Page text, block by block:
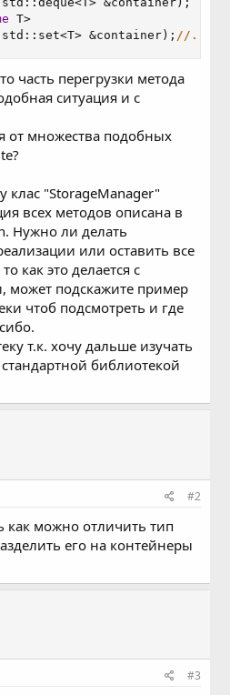
T>
std :: set<T> &container ) ; //
часть перегрузки метода
ситуация и с
от множества подобных
клас "StorageManager"
всех методов описана в
Нужно ли делать
или оставить все
как это делается с
подскажите пример
чтоб подсмотреть и где
т.к. хочу дальше изучать
библиотекой
#2
как можно отличить тип
его на контейнеры
#3